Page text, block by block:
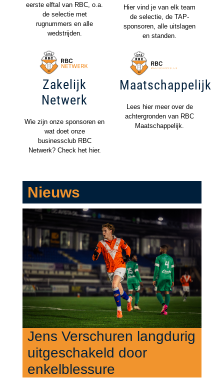
eerste elftal van RBC, o.a.
de selectie met
rugnummers en alle
wedstrijden.
Hier vind je van elk team
de selectie, de TAP-
sponsoren, alle uitslagen
en standen.
Zakelijk
Netwerk
Wie zijn onze sponsoren en
wat doet onze
businessclub RBC
Netwerk? Check het hier.
Maatschappelijk
Lees hier meer over de
achtergronden van RBC
Maatschappelijk.
Nieuws
Jens Verschuren langdurig
uitgeschakeld door
enkelblessure